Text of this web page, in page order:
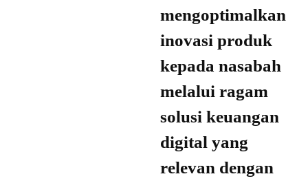
mengoptimalkan
inovasi produk
kepada nasabah
melalui ragam
solusi keuangan
digital yang
relevan dengan